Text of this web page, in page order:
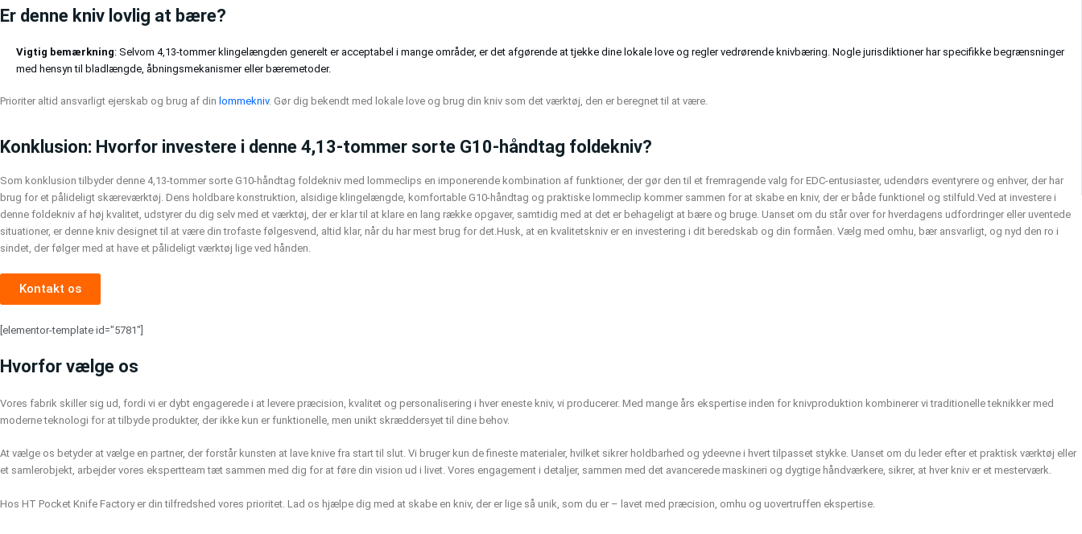
Er denne kniv lovlig at bære?
Vigtig bemærkning: Selvom 4,13-tommer klingelængden generelt er acceptabel i mange områder, er det afgørende at tjekke dine lokale love og regler vedrørende knivbæring. Nogle jurisdiktioner har specifikke begrænsninger
med hensyn til bladlængde, åbningsmekanismer eller bæremetoder.
Prioriter altid ansvarligt ejerskab og brug af din lommekniv. Gør dig bekendt med lokale love og brug din kniv som det værktøj, den er beregnet til at være.
Konklusion: Hvorfor investere i denne 4,13-tommer sorte G10-håndtag foldekniv?
Som konklusion tilbyder denne 4,13-tommer sorte G10-håndtag foldekniv med lommeclips en imponerende kombination af funktioner, der gør den til et fremragende valg for EDC-entusiaster, udendørs eventyrere og enhver, der har
brug for et pålideligt skæreværktøj. Dens holdbare konstruktion, alsidige klingelængde, komfortable G10-håndtag og praktiske lommeclip kommer sammen for at skabe en kniv, der er både funktionel og stilfuld. Ved at investere i
denne foldekniv af høj kvalitet, udstyrer du dig selv med et værktøj, der er klar til at klare en lang række opgaver, samtidig med at det er behageligt at bære og bruge. Uanset om du står over for hverdagens udfordringer eller uventede
situationer, er denne kniv designet til at være din trofaste følgesvend, altid klar, når du har mest brug for det. Husk, at en kvalitetskniv er en investering i dit beredskab og din formåen. Vælg med omhu, bær ansvarligt, og nyd den ro i
sindet, der følger med at have et pålideligt værktøj lige ved hånden.
Kontakt os
[elementor-template id="5781"]
Hvorfor vælge os
Vores fabrik skiller sig ud, fordi vi er dybt engagerede i at levere præcision, kvalitet og personalisering i hver eneste kniv, vi producerer. Med mange års ekspertise inden for knivproduktion kombinerer vi traditionelle teknikker med
moderne teknologi for at tilbyde produkter, der ikke kun er funktionelle, men unikt skræddersyet til dine behov.
At vælge os betyder at vælge en partner, der forstår kunsten at lave knive fra start til slut. Vi bruger kun de fineste materialer, hvilket sikrer holdbarhed og ydeevne i hvert tilpasset stykke. Uanset om du leder efter et praktisk værktøj eller
et samlerobjekt, arbejder vores ekspertteam tæt sammen med dig for at føre din vision ud i livet. Vores engagement i detaljer, sammen med det avancerede maskineri og dygtige håndværkere, sikrer, at hver kniv er et mesterværk.
Hos HT Pocket Knife Factory er din tilfredshed vores prioritet. Lad os hjælpe dig med at skabe en kniv, der er lige så unik, som du er – lavet med præcision, omhu og uovertruffen ekspertise.